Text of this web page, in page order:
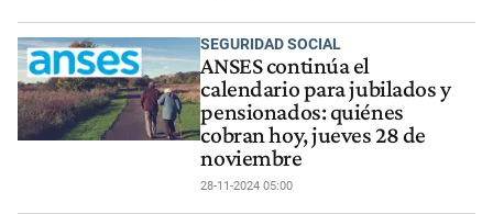
SEGURIDAD SOCIAL
ANSES continúa el
calendario para jubilados y
pensionados: quiénes
cobran hoy, jueves 28 de
noviembre
28-11-2024 05:00